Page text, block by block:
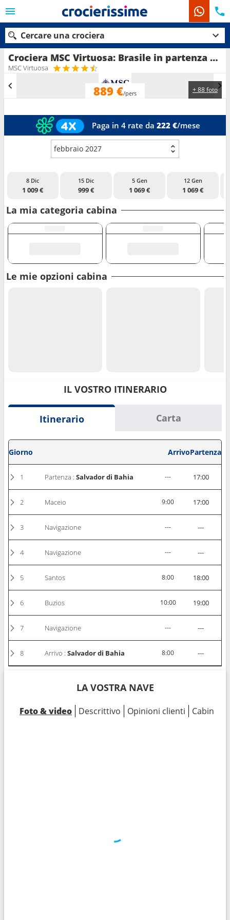
Crociera MSC Virtuosa: Brasile in partenza da Salvador di Bahia
MSC Virtuosa
+ 88 foto
889 €/pers
Paga in 4 rate da 222 €/mese
febbraio 2027
8 Dic
1 009 €
15 Dic
999 €
5 Gen
1 069 €
12 Gen
1 069 €
La mia categoria cabina
Le mie opzioni cabina
IL VOSTRO ITINERARIO
Itinerario Carta
Giorno ArrivoPartenza
1 Partenza :Salvador di Bahia --- 17:00
2 Maceio 9:00 17:00
3 Navigazione --- ---
4 Navigazione --- ---
5 Santos 8:00 18:00
6 Buzios 10:00 19:00
7 Navigazione --- ---
8 Arrivo :Salvador di Bahia 8:00 ---
LA VOSTRA NAVE
Foto & video Descrittivo Opinioni clienti Cabine
Cercare una crociera
Le nostre destinazioni
Mesi di partenza
Porti Compagnie